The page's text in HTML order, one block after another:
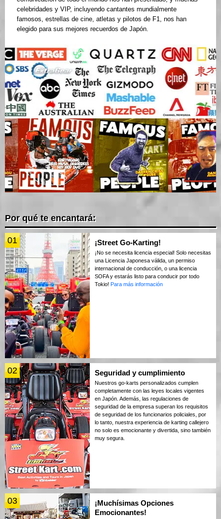
celebridades y VIP, incluyendo cantantes mundialmente
famosos, estrellas de cine, atletas y pilotos de F1, nos han
elegido para sus mejores recuerdos de Japón.
Por qué te encantará:
01 ¡Street Go-Karting!
¡No se necesita licencia especial! Solo necesitas
una Licencia Japonesa válida, un permiso
internacional de conducción, o una licencia
SOFA y estarás listo para conducir por todo
Tokio! Para más información
02 Seguridad y cumplimiento
Nuestros go-karts personalizados cumplen
completamente con las leyes locales vigentes
en Japón. Además, las regulaciones de
seguridad de la empresa superan los requisitos
de seguridad de los funcionarios policiales, por
lo tanto, nuestra experiencia de karting callejero
no solo es emocionante y divertida, sino también
muy segura.
03
¡Muchísimas Opciones
Emocionantes!